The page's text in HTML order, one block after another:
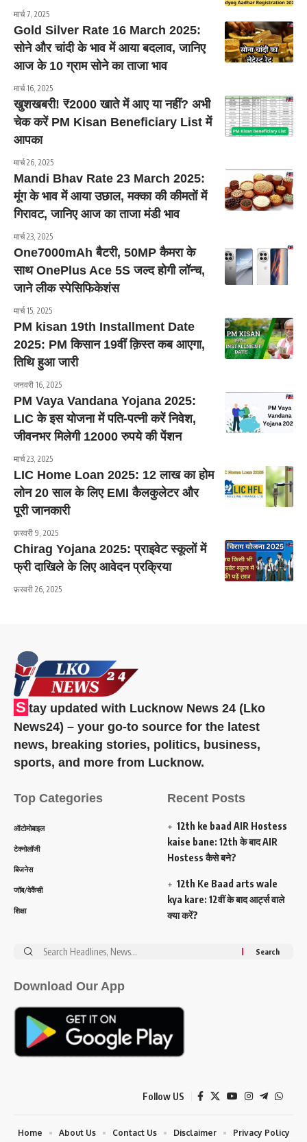
मार्च 7, 2025
Gold Silver Rate 16 March 2025:
सोने और चांदी के भाव में आया बदलाव, जानिए
आज के 10 ग्राम सोने का ताजा भाव
मार्च 16, 2025
खुशखबरी! ₹2000 खाते में आए या नहीं? अभी
चेक करें PM Kisan Beneficiary List में
आपका
मार्च 26, 2025
Mandi Bhav Rate 23 March 2025:
मूंग के भाव में आया उछाल, मक्का की कीमतों में
गिरावट, जानिए आज का ताजा मंडी भाव
मार्च 23, 2025
One7000mAh बैटरी, 50MP कैमरा के
साथ OnePlus Ace 5S जल्द होगी लॉन्च,
जाने लीक स्पेसिफिकेशंस
मार्च 15, 2025
PM kisan 19th Installment Date
2025: PM किसान 19वीं क़िस्त कब आएगा,
तिथि हुआ जारी
जनवरी 16, 2025
PM Vaya Vandana Yojana 2025:
LIC के इस योजना में पति-पत्नी करें निवेश,
जीवनभर मिलेगी 12000 रुपये की पेंशन
मार्च 23, 2025
LIC Home Loan 2025: 12 लाख का होम
लोन 20 साल के लिए EMI कैलकुलेटर और
पूरी जानकारी
फ़रवरी 9, 2025
Chirag Yojana 2025: प्राइवेट स्कूलों में
फ्री दाखिले के लिए आवेदन प्रक्रिया
फ़रवरी 26, 2025
S tay updated with Lucknow News 24 (Lko
News24) – your go-to source for the latest
news, breaking stories, politics, business,
sports, and more from Lucknow.
Top Categories
ऑटोमोबाइल
टेक्नोलॉजी
बिजनेस
जॉब/वेकैंसी
शिक्षा
Recent Posts
12th ke baad AIR Hostess
kaise bane: 12th के बाद AIR
Hostess कैसे बने?
12th Ke Baad arts wale
kya kare: 12वीं के बाद आर्ट्स वाले
क्या करें?
Search
Download Our App
Follow US
Home About Us Contact Us Disclaimer Privacy Policy